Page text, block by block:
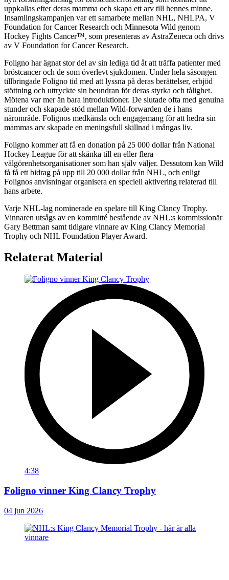
uppkallas efter deras mamma och skapa ett arv till hennes minne.
Insamlingskampanjen var ett samarbete mellan NHL, NHLPA, V
Foundation for Cancer Research och Minnesota Wild genom
Hockey Fights Cancer™, som presenteras av AstraZeneca och drivs
av V Foundation for Cancer Research.
Foligno har ägnat stor del av sin lediga tid åt att träffa patienter med
bröstcancer och de som överlevt sjukdomen. Under hela säsongen
tillbringade Foligno tid med att lyssna på deras berättelser, erbjöd
stöttning och uttryckte sin beundran för deras styrka och tålighet.
Mötena var mer än bara introduktioner. De slutade ofta med genuina
stunder och skapade stöd mellan Wild-forwarden de i hans
närområde. Folignos medkänsla och engagemang för att hedra sin
mammas arv skapade en meningsfull skillnad i mångas liv.
Foligno kommer att få en donation på 25 000 dollar från National
Hockey League för att skänka till en eller flera
välgörenhetsorganisationer som han själv väljer. Dessutom kan Wild
få få ett bidrag på upp till 20 000 dollar från NHL, och enligt
Folignos anvisningar organisera en speciell aktivering relaterad till
hans arbete.
Varje NHL-lag nominerade en spelare till King Clancy Trophy.
Vinnaren utsågs av en kommitté bestående av NHL:s kommissionär
Gary Bettman samt tidigare vinnare av King Clancy Memorial
Trophy och NHL Foundation Player Award.
Relaterat Material
4:38
Foligno vinner King Clancy Trophy
04 jun 2026